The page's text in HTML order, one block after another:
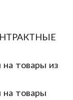
на товары из
на товары